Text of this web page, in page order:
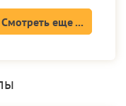
Смотреть еще ...